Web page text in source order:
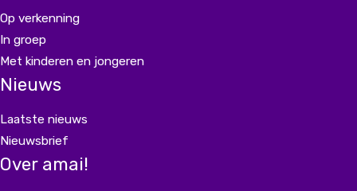
Op verkenning
In groep
Met kinderen en jongeren
Nieuws
Laatste nieuws
Nieuwsbrief
Over amai!